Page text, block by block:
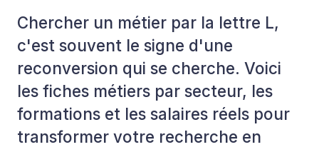
Chercher un métier par la lettre L,
c'est souvent le signe d'une
reconversion qui se cherche. Voici
les fiches métiers par secteur, les
formations et les salaires réels pour
transformer votre recherche en